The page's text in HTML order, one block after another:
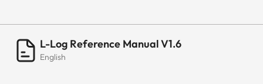
L-Log Reference Manual V1.6
English